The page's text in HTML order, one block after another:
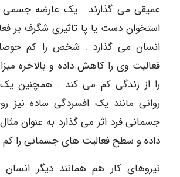
عمیقی می گذارند . یک عارضه جسمی
استخوان دست یا پا تاثیری شگرف بر
انسان می گذارد . شخص را کم
فعالیت وی را کاهش داده و بالاخره
را از زندگی کم می کند . همچنین
روانی مانند یک افسردگی ساده نیز
جسمانی فرد اثر می گذارد به عنوان
داده و سطح فعالیت های جسمانی را
نیروهای کار هم همانند دیگر